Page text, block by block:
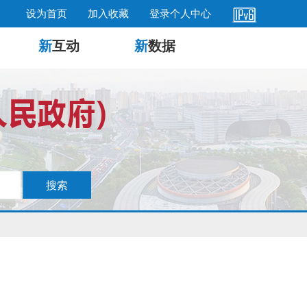
设为首页 加入收藏 登录个人中心
新互动 新数据